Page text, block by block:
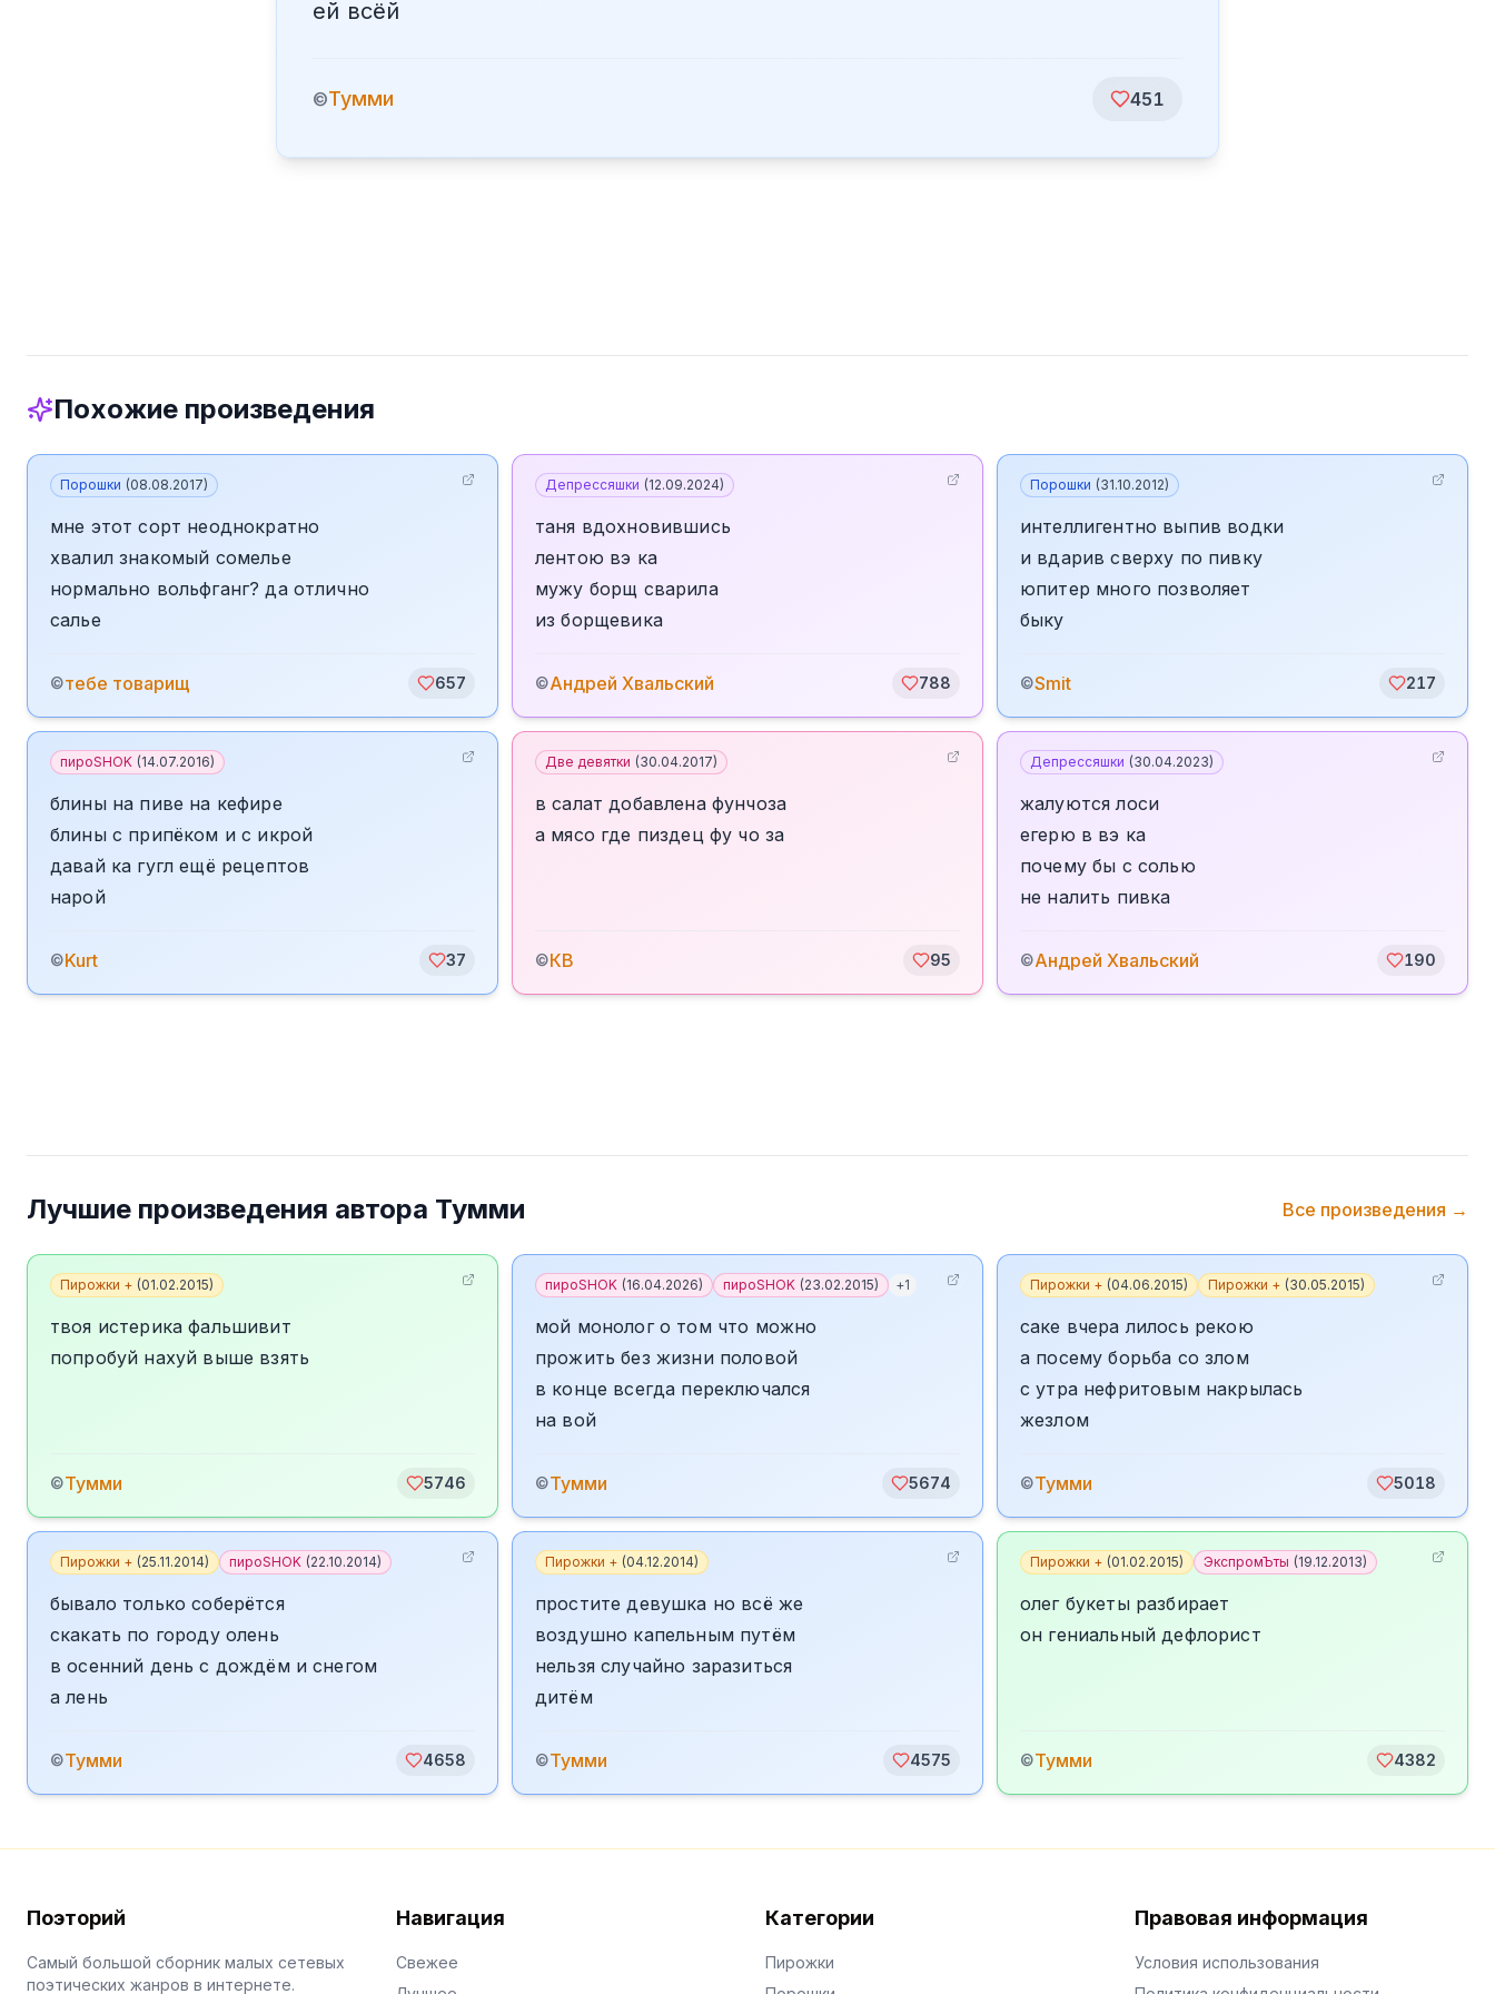
ей всёй
©Тумми 451
Похожие произведения
Порошки (08.08.2017)
мне этот сорт неоднократно
хвалил знакомый сомелье
нормально вольфганг? да отлично
салье
©тебе товарищ 657
Депрессяшки (12.09.2024)
таня вдохновившись
лентою вэ ка
мужу борщ сварила
из борщевика
©Андрей Хвальский 788
Порошки (31.10.2012)
интеллигентно выпив водки
и вдарив сверху по пивку
юпитер много позволяет
быку
©Smit 217
пироSHOK (14.07.2016)
блины на пиве на кефире
блины с припёком и с икрой
давай ка гугл ещё рецептов
нарой
©Kurt 37
Две девятки (30.04.2017)
в салат добавлена фунчоза
а мясо где пиздец фу чо за
©КВ 95
Депрессяшки (30.04.2023)
жалуются лоси
егерю в вэ ка
почему бы с солью
не налить пивка
©Андрей Хвальский 190
Лучшие произведения автора Тумми Все произведения →
Пирожки + (01.02.2015)
твоя истерика фальшивит
попробуй нахуй выше взять
©Тумми 5746
пироSHOK (16.04.2026) пироSHOK (23.02.2015) +1
мой монолог о том что можно
прожить без жизни половой
в конце всегда переключался
на вой
©Тумми 5674
Пирожки + (04.06.2015) Пирожки + (30.05.2015)
саке вчера лилось рекою
а посему борьба со злом
с утра нефритовым накрылась
жезлом
©Тумми 5018
Пирожки + (25.11.2014) пироSHOK (22.10.2014)
бывало только соберётся
скакать по городу олень
в осенний день с дождём и снегом
а лень
©Тумми 4658
Пирожки + (04.12.2014)
простите девушка но всё же
воздушно капельным путём
нельзя случайно заразиться
дитём
©Тумми 4575
Пирожки + (01.02.2015) ЭкспромЪты (19.12.2013)
олег букеты разбирает
он гениальный дефлорист
©Тумми 4382
Поэторий
Самый большой сборник малых сетевых
поэтических жанров в интернете.
Навигация
Свежее
Категории
Пирожки
Правовая информация
Условия использования